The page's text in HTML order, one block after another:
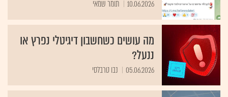
10.06.2026 תומר שמאי
מה עושים כשחשבון דיגיטלי נפרץ או
ננעל?
05.06.2026 נבו טרבלסי